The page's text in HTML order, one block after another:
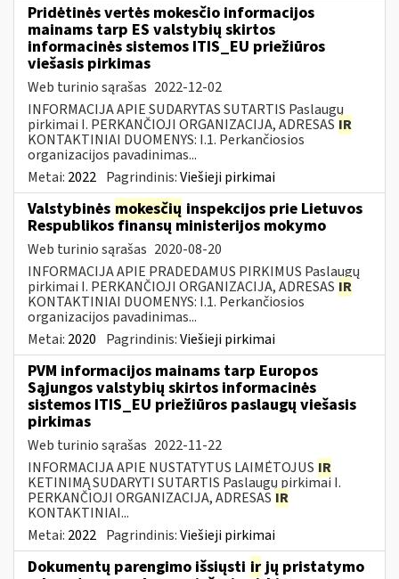
Pridėtinės vertės mokesčio informacijos
mainams tarp ES valstybių skirtos
informacinės sistemos ITIS_EU priežiūros
viešasis pirkimas
Web turinio sąrašas 2022-12-02
INFORMACIJA APIE SUDARYTAS SUTARTIS Paslaugų
pirkimai I. PERKANČIOJI ORGANIZACIJA, ADRESAS IR
KONTAKTINIAI DUOMENYS: I.1. Perkančiosios
organizacijos pavadinimas...
Metai: 2022 Pagrindinis:Viešieji pirkimai
Valstybinės mokesčių inspekcijos prie Lietuvos
Respublikos finansų ministerijos mokymo
Web turinio sąrašas 2020-08-20
INFORMACIJA APIE PRADEDAMUS PIRKIMUS Paslaugų
pirkimai I. PERKANČIOJI ORGANIZACIJA, ADRESAS IR
KONTAKTINIAI DUOMENYS: I.1. Perkančiosios
organizacijos pavadinimas...
Metai: 2020 Pagrindinis:Viešieji pirkimai
PVM informacijos mainams tarp Europos
Sąjungos valstybių skirtos informacinės
sistemos ITIS_EU priežiūros paslaugų viešasis
pirkimas
Web turinio sąrašas 2022-11-22
INFORMACIJA APIE NUSTATYTUS LAIMĖTOJUS IR
KETINIMĄ SUDARYTI SUTARTIS Paslaugų pirkimai I.
PERKANČIOJI ORGANIZACIJA, ADRESAS IR
KONTAKTINIAI...
Metai: 2022 Pagrindinis:Viešieji pirkimai
Dokumentų parengimo išsiųsti irjų pristatymo